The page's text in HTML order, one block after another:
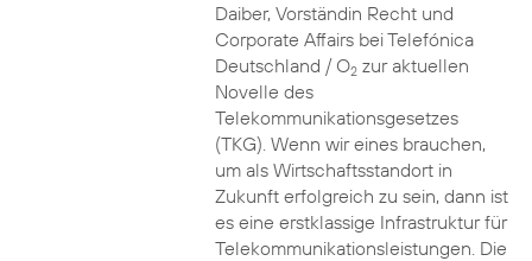
Daiber, Vorständin Recht und
Corporate Affairs bei Telefónica
Deutschland / O2zur aktuellen
Novelle des
Telekommunikationsgesetzes
(TKG). Wenn wir eines brauchen,
um als Wirtschaftsstandort in
Zukunft erfolgreich zu sein, dann ist
es eine erstklassige Infrastruktur für
Telekommunikationsleistungen. Die